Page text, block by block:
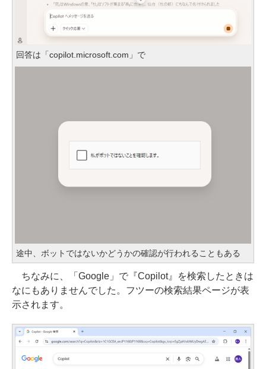
回答は「copilot.microsoft.com」で
途中、ボットではないかどうかの確認が行われることもある
ちなみに、「Google」で『Copilot』を検索したときは
なにもありませんでした。フツーの検索結果ページが表
示されます。